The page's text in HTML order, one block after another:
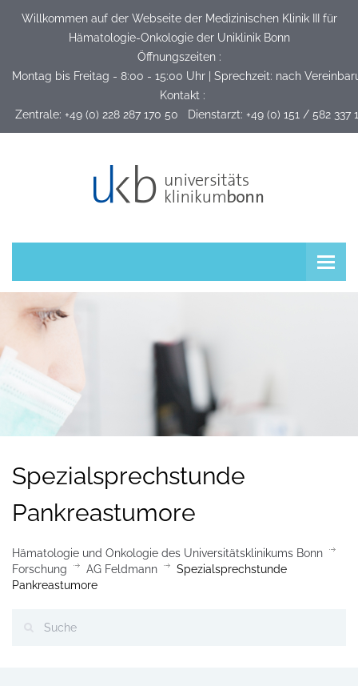
Willkommen auf der Webseite der Medizinischen Klinik III für
Hämatologie-Onkologie der Uniklinik Bonn
Öffnungszeiten :
Montag bis Freitag - 8:00 - 15:00 Uhr | Sprechzeit: nach
Kontakt :
Zentrale: +49 (0) 228 287 170 50   Dienstarzt: +49 (0) 151 / 582 337
Spezialsprechstunde
Pankreastumore
Hämatologie und Onkologie des Universitätsklinikums Bonn
Forschung
AG Feldmann
Spezialsprechstunde
Pankreastumore